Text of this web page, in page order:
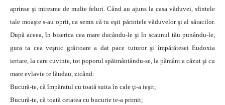
aprinse şi miresme de multe feluri. Când au ajuns la casa văduvei, sfintele
tale moaşte s-au oprit, ca semn că tu eşti părintele văduvelor şi al săracilor.
După aceea, în biserica cea mare ducându-le şi în scaunul tău punându-le,
gura ta cea veşnic grăitoare a dat pace tuturor şi împărătesei Eudoxia
iertare, la care cuvinte, tot poporul spăimântându-se, la pământ a căzut şi cu
mare evlavie te lăudau, zicând:
Bucură-te, că împăratul cu toată suita în cale ţi-a ieşit;
Bucură-te, că toată cetatea cu bucurie te-a primit;